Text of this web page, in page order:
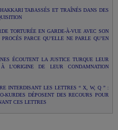
TABASSÉS ET TRAÎNÉS DANS DES
TORTURÉE EN GARDE-À-VUE AVEC SON
PARCE QU’ELLE NE PARLE QU’EN
ÉCOUTENT LA JUSTICE TURQUE LEUR
L’ORIGINE DE LEUR CONDAMNATION
INTERDISANT LES LETTRES “ X, W, Q ” :
KURDES DÉPOSENT DES RECOURS POUR
CES LETTRES